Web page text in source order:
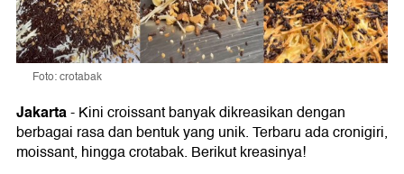
Foto: crotabak
Jakarta-Kini croissant banyak dikreasikan dengan
berbagai rasa dan bentuk yang unik. Terbaru ada cronigiri,
moissant, hingga crotabak. Berikut kreasinya!